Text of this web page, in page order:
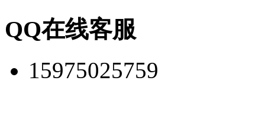
QQ在线客服
15975025759